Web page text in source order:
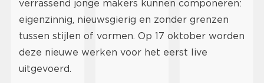
verrassend jonge makers kunnen componeren:
eigenzinnig, nieuwsgierig en zonder grenzen
tussen stijlen of vormen. Op 17 oktober worden
deze nieuwe werken voor het eerst live
uitgevoerd.